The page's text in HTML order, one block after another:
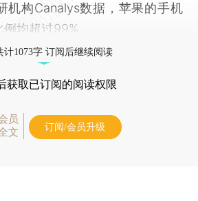
机构Canalys数据，苹果的手机
均超过99%。
计1073字 订阅后继续阅读
获取已订阅的阅读权限
员
文
订阅/会员升级